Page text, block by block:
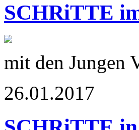
SCHRiTTE
mit den Jungen
26.01.2017